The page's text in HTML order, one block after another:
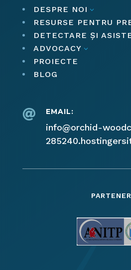
DESPRE NOI 3
RESURSE PENTRU
DETECTARE ȘI
ADVOCACY 3
PROIECTE
BLOG
 EMAIL:
info@orchid-
PARTENER